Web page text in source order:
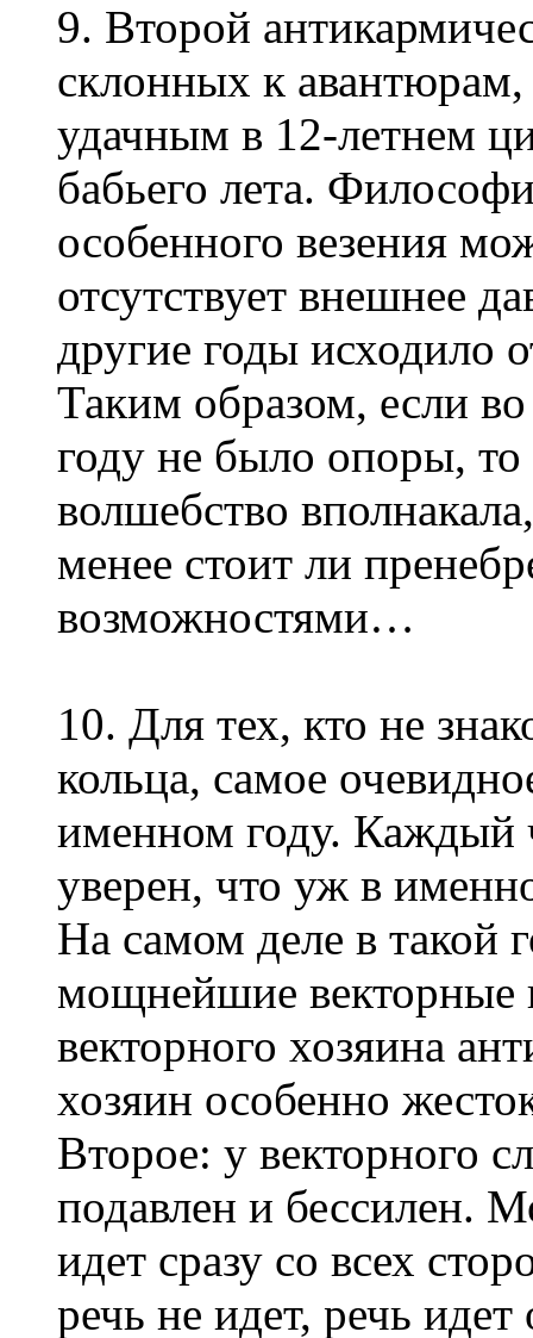
9. Второй
склонных к
удачным в 12-летнем
бабьего лета.
особенного везения
отсутствует внешнее
другие годы исходило
Таким образом, если
году не было опоры, то
волшебство
менее стоит ли
возможностями…
10. Для тех, кто не
кольца, самое
именном году. Каждый
уверен, что уж в
На самом деле в такой
мощнейшие векторные
векторного хозяина
хозяин особенно
Второе: у векторного
подавлен и бессилен.
идет сразу со всех
речь не идет, речь